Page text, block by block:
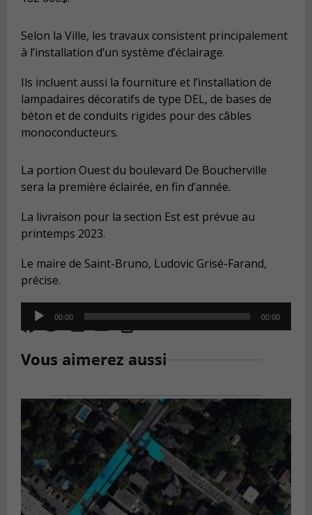
Selon la Ville, les travaux consistent principalement
à l’installation d’un système d’éclairage.
Ils incluent aussi la fourniture et l’installation de
lampadaires décoratifs de type DEL, de bases de
béton et de conduits rigides pour des câbles
monoconducteurs.
La portion Ouest du boulevard De Boucherville
sera la première éclairée, en fin d’année.
La livraison pour la section Est est prévue au
printemps 2023.
Le maire de Saint-Bruno, Ludovic Grisé-Farand,
précise.
Audio
Player
00:00 00:00
Vous aimerez aussi